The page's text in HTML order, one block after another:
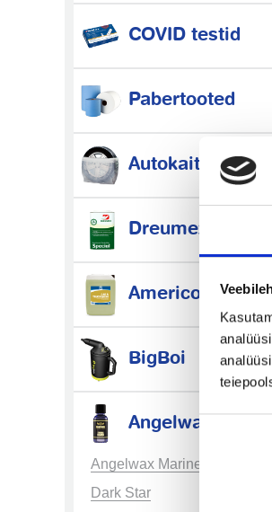
Nõusoleku
COVID testid
Pabertooted
Dreumex
Americol
BigBoi
Angelwax
Angelwax Marine
Dark Star